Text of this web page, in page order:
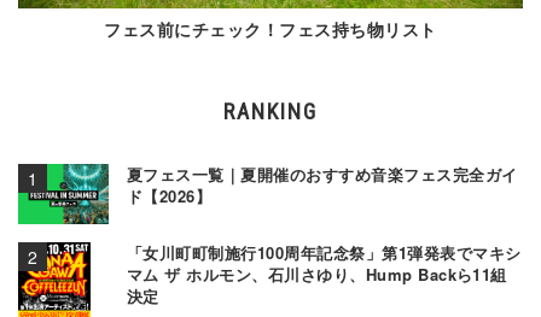
フェス前にチェック！フェス持ち物リスト
RANKING
夏フェス一覧｜夏開催のおすすめ音楽フェス完全ガイ
ド【2026】
「女川町町制施行100周年記念祭」第1弾発表でマキシ
マム ザ ホルモン、石川さゆり、Hump Backら11組
決定